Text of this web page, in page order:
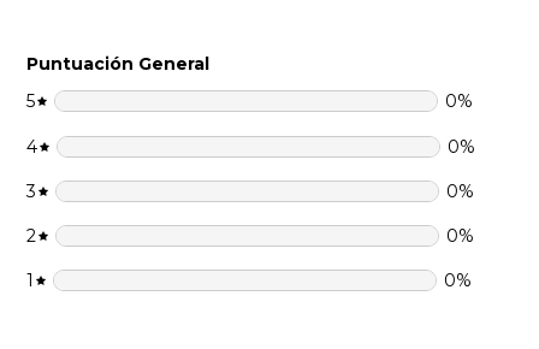
Puntuación General
5
0%
4 0%
3 0%
2 0%
1 0%